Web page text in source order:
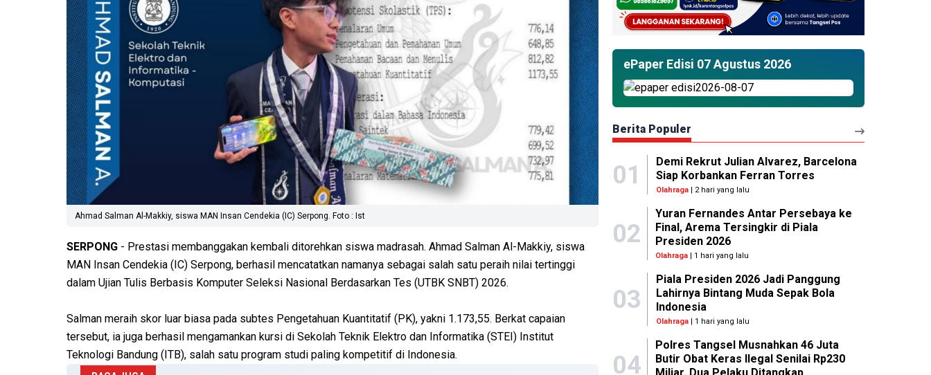
Ahmad Salman Al-Makkiy, siswa MAN Insan Cendekia (IC) Serpong. Foto : Ist
SERPONG - Prestasi membanggakan kembali ditorehkan siswa madrasah. Ahmad Salman Al-Makkiy, siswa
MAN Insan Cendekia (IC) Serpong, berhasil mencatatkan namanya sebagai salah satu peraih nilai tertinggi
dalam Ujian Tulis Berbasis Komputer Seleksi Nasional Berdasarkan Tes (UTBK SNBT) 2026.
Salman meraih skor luar biasa pada subtes Pengetahuan Kuantitatif (PK), yakni 1.173,55. Berkat capaian
tersebut, ia juga berhasil mengamankan kursi di Sekolah Teknik Elektro dan Informatika (STEI) Institut
Teknologi Bandung (ITB), salah satu program studi paling kompetitif di Indonesia.
ePaper Edisi 07 Agustus 2026
Berita Populer
01
Demi Rekrut Julian Alvarez, Barcelona
Siap Korbankan Ferran Torres
Olahraga| 2 hari yang lalu
02
Yuran Fernandes Antar Persebaya ke
Final, Arema Tersingkir di Piala
Presiden 2026
Olahraga | 1 hari yang lalu
03
Piala Presiden 2026 Jadi Panggung
Lahirnya Bintang Muda Sepak Bola
Indonesia
Olahraga| 1 hari yang lalu
04
Polres Tangsel Musnahkan 46 Juta
Butir Obat Keras Ilegal Senilai Rp230